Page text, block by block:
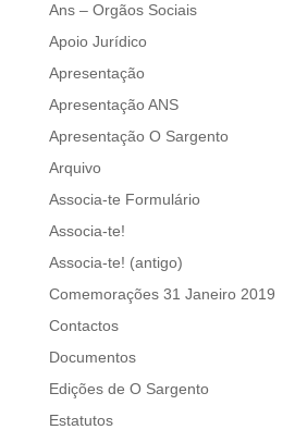
Ans – Orgãos Sociais
Apoio Jurídico
Apresentação
Apresentação ANS
Apresentação O Sargento
Arquivo
Associa-te Formulário
Associa-te!
Associa-te! (antigo)
Comemorações 31 Janeiro 2019
Contactos
Documentos
Edições de O Sargento
Estatutos